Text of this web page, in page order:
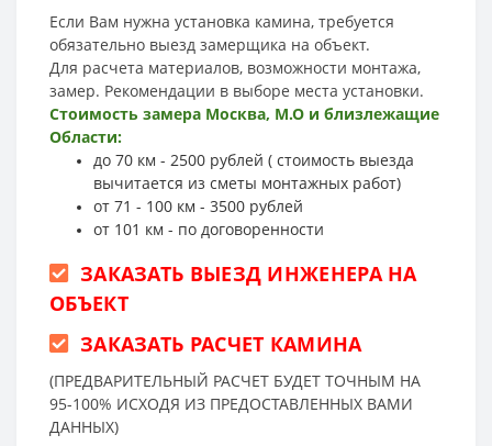
Если Вам нужна установка камина, требуется
обязательно выезд замерщика на объект.
Для расчета материалов, возможности монтажа,
замер. Рекомендации в выборе места установки.
Стоимость замера Москва, М.О и близлежащие
Области:
до 70 км - 2500 рублей ( стоимость выезда
вычитается из сметы монтажных работ)
от 71 - 100 км - 3500 рублей
от 101 км - по договоренности
ЗАКАЗАТЬ ВЫЕЗД ИНЖЕНЕРА НА
ОБЪЕКТ
ЗАКАЗАТЬ РАСЧЕТ КАМИНА
(ПРЕДВАРИТЕЛЬНЫЙ РАСЧЕТ БУДЕТ ТОЧНЫМ НА
95-100% ИСХОДЯ ИЗ ПРЕДОСТАВЛЕННЫХ ВАМИ
ДАННЫХ)